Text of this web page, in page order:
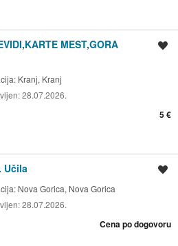
MEST,GORA
Kranj, Kranj
28.07.2026.
5 €
Učila
Nova Gorica, Nova Gorica
28.07.2026.
Cena po dogovoru